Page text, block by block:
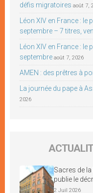
défis migratoires août 7,
Léon XIV en France : le
septembre – 7 titres,
Léon XIV en France : le
septembre août 7, 2026
AMEN : des prêtres à
La journée du pape à
2026
Sacres de la
publie le
2 Juil 2026